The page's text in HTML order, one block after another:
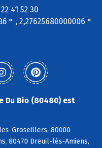
41 52 30
° , 2,27625680000006 °
Du Bio (80480) est
Groseillers, 80000
80470 Dreuil-lès-Amiens,